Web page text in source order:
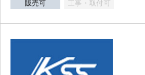
販売可 工事・取付可